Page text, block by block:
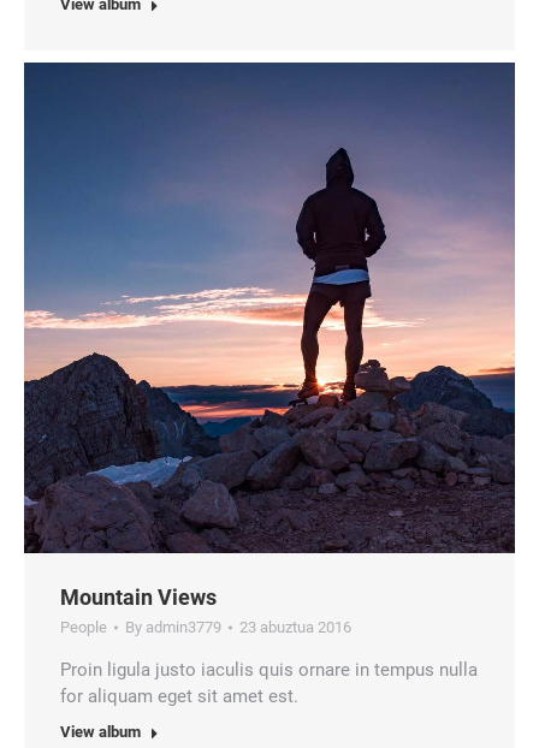
View album
Mountain Views
People By admin3779 23 abuztua 2016
Proin ligula justo iaculis quis ornare in tempus nulla
for aliquam eget sit amet est.
View album